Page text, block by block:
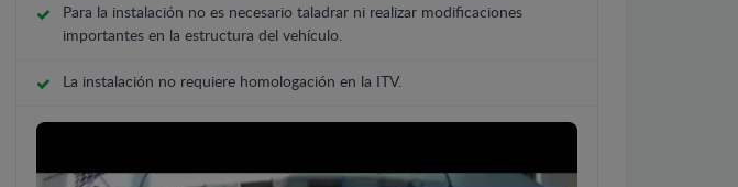
Para la instalación no es necesario taladrar ni realizar modificaciones
importantes en la estructura del vehículo.
La instalación no requiere homologación en la ITV.